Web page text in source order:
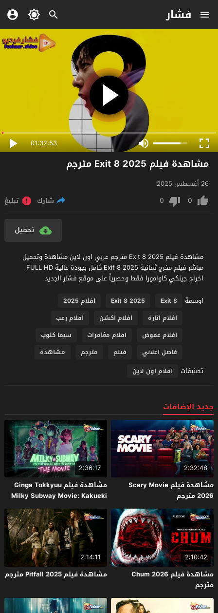
فشار
01:32:53
مشاهدة فيلم Exit 8 2025 مترجم
26 أغسطس 2025
0
0 شارك تبليغ
تحميل
مشاهدة فيلم Exit 8 2025 مترجم عربي اون لاين مشاهدة وتحميل
مباشر فيلم مخرج ثمانية Exit 8 2025 كامل بجودة عالية FULL HD
اخراج جينكي كاوامورا فقط وحصرياً على موقع فشار الجديد
اوسمة
Exit 8
Exit 8 2025
افلام 2025
افلام اثارة
افلام اكشن
افلام رعب
افلام غموض
افلام مغامرات
سيما كلوب
فاصل اعلاني
فيلم مترجم مشاهدة
تصنيفات افلام اون لاين
جديد الإضافات
2:32:48
مشاهدة فيلم Scary Movie
2026 مترجم
2:36:17
مشاهدة فيلم Ginga Tokkyuu
Milky Subway Movie: Kakueki
Teisha Gekijou Yuki 2026 مترجم
2:10:42
مشاهدة فيلم Chum 2026
مترجم
2:14:11
مشاهدة فيلم Pitfall 2025 مترجم